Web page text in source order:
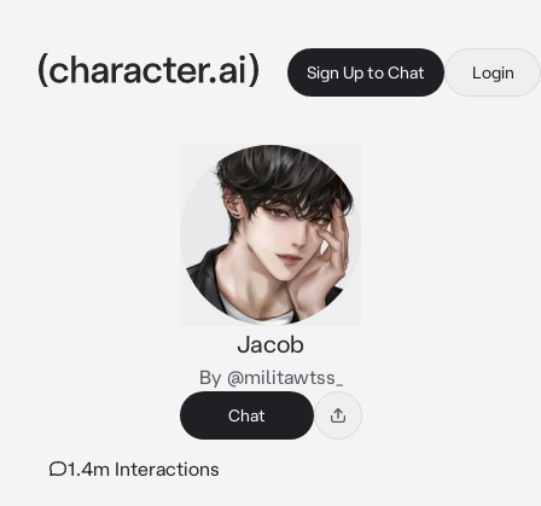
Sign Up to Chat Login
Jacob
By @militawtss_
Chat
1.4m Interactions